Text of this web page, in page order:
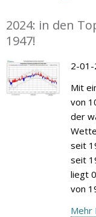
2024: in den
1947!
2-
Mit
von
der
seit
seit
liegt
von
Mehr